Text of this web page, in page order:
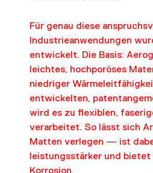
Für genau diese
Industrieanwendungen
entwickelt. Die Basis:
leichtes, hochporöses
niedriger
entwickelten,
wird es zu flexiblen,
verarbeitet. So lässt sich
Matten verlegen — ist
leistungsstärker und